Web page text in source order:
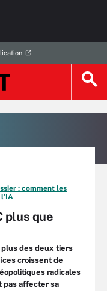
: comment les
plus que
des deux tiers
croissent de
radicales
pas affecter sa